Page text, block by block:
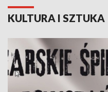
KULTURA I SZTUKA